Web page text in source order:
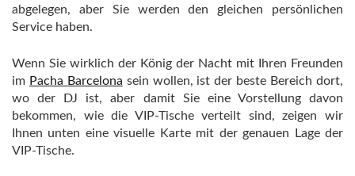
abgelegen, aber Sie werden den gleichen persönlichen
Service haben.
Wenn Sie wirklich der König der Nacht mit Ihren Freunden
im Pacha Barcelona sein wollen, ist der beste Bereich dort,
wo der DJ ist, aber damit Sie eine Vorstellung davon
bekommen, wie die VIP-Tische verteilt sind, zeigen wir
Ihnen unten eine visuelle Karte mit der genauen Lage der
VIP-Tische.